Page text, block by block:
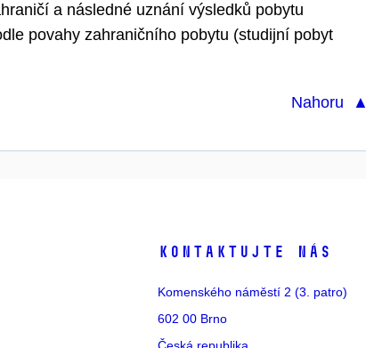
a následné uznání výsledků pobytu
povahy zahraničního pobytu (studijní pobyt
Nahoru ▲
Kontaktujte nás
Komenského náměstí 2 (3. patro)
602 00 Brno